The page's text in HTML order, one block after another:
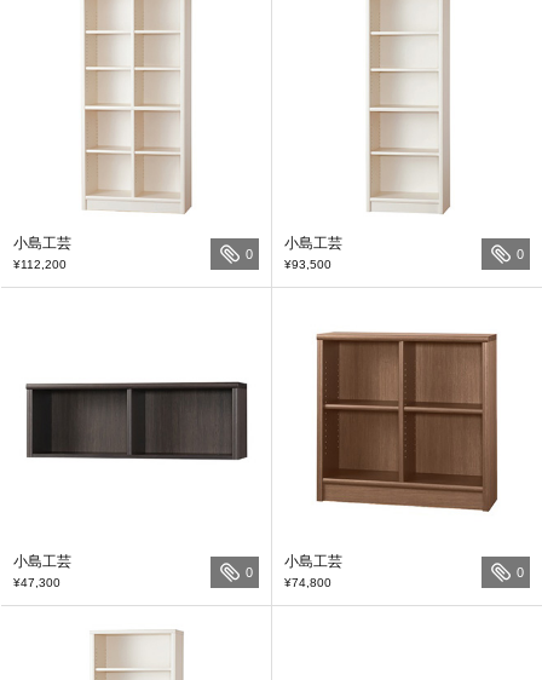
小島工芸
¥112,200
0
小島工芸
¥93,500
0
小島工芸
¥47,300
0
小島工芸
¥74,800
0